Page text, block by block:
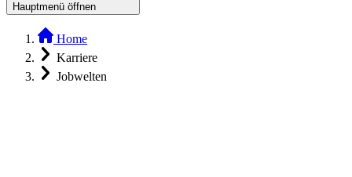
Hauptmenü öffnen
Home
Karriere
Jobwelten